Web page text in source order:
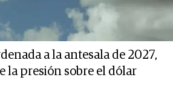
a la antesala de 2027,
la presión sobre el dólar